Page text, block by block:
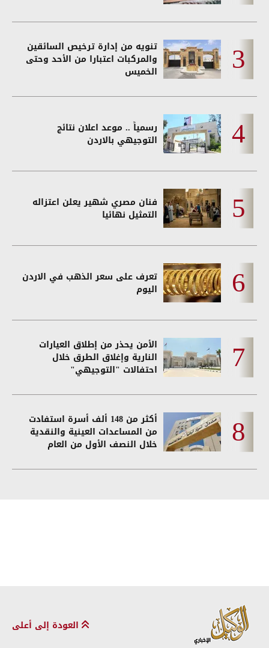
تنويه من إدارة ترخيص السائقين
والمركبات اعتبارا من الأحد وحتى
الخميس
رسمياً .. موعد اعلان نتائج
التوجيهي بالاردن
فنان مصري شهير يعلن اعتزاله
التمثيل نهائيا
تعرف على سعر الذهب في الاردن
اليوم
الأمن يحذر من إطلاق العيارات
النارية وإغلاق الطرق خلال
احتفالات "التوجيهي"
أكثر من 148 ألف أسرة استفادت
من المساعدات العينية والنقدية
خلال النصف الأول من العام
العودة إلى أعلى